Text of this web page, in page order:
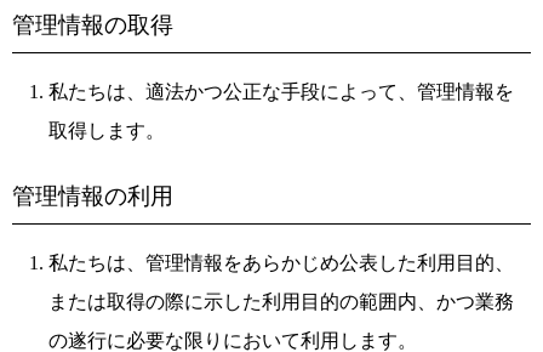
管理情報の取得
私たちは、適法かつ公正な手段によって、管理情報を
取得します。
管理情報の利用
私たちは、管理情報をあらかじめ公表した利用目的、
または取得の際に示した利用目的の範囲内、かつ業務
の遂行に必要な限りにおいて利用します。